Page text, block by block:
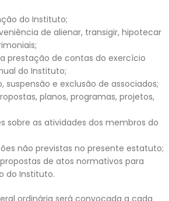
do Instituto;
de alienar, transigir, hipotecar
prestação de contas do exercício
do Instituto;
suspensão e exclusão de associados;
planos, programas, projetos,
sobre as atividades dos membros do
não previstas no presente estatuto;
de atos normativos para
do Instituto.
ordinária será convocada a cada